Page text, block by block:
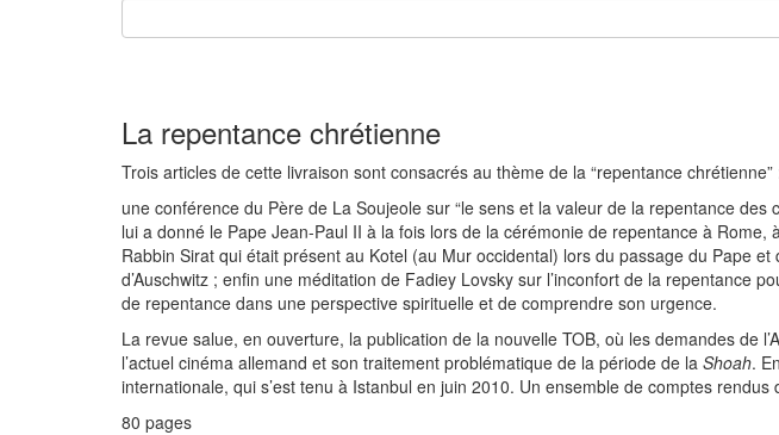
La repentance chrétienne
Trois articles de cette livraison sont consacrés au thème de la “repentance chrétienne”
une conférence du Père de La Soujeole sur “le sens et la valeur de la repentance
lui a donné le Pape Jean-Paul II à la fois lors de la cérémonie de repentance à
Rabbin Sirat qui était présent au Kotel (au Mur occidental) lors du passage du Pape
d’Auschwitz ; enfin une méditation de Fadiey Lovsky sur l’inconfort de la repentance
de repentance dans une perspective spirituelle et de comprendre son urgence.
La revue salue, en ouverture, la publication de la nouvelle TOB, où les demandes de
l’actuel cinéma allemand et son traitement problématique de la période de la Shoah.
internationale, qui s’est tenu à Istanbul en juin 2010. Un ensemble de comptes rendus
80 pages